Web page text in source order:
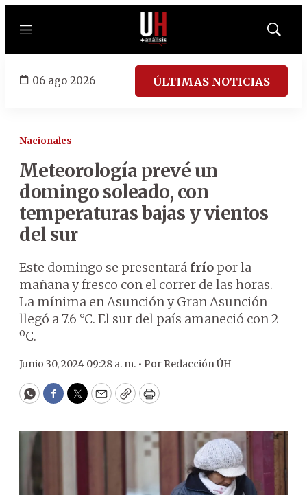
Menú
Mostrar
06 ago 2026 ÚLTIMAS NOTICIAS
Nacionales
Meteorología prevé un
domingo soleado, con
temperaturas bajas y vientos
del sur
Este domingo se presentará frío por la
mañana y fresco con el correr de las horas.
La mínima en Asunción y Gran Asunción
llegó a 7.6 °C. El sur del país amaneció con 2
ºC.
Junio 30, 2024 09:28 a. m. • Por Redacción ÚH
WhatsApp
Facebook
Twitter
EmailCopyPrint